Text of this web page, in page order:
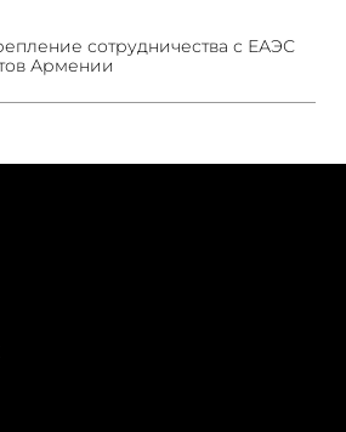
сотрудничества с ЕАЭС
Армении